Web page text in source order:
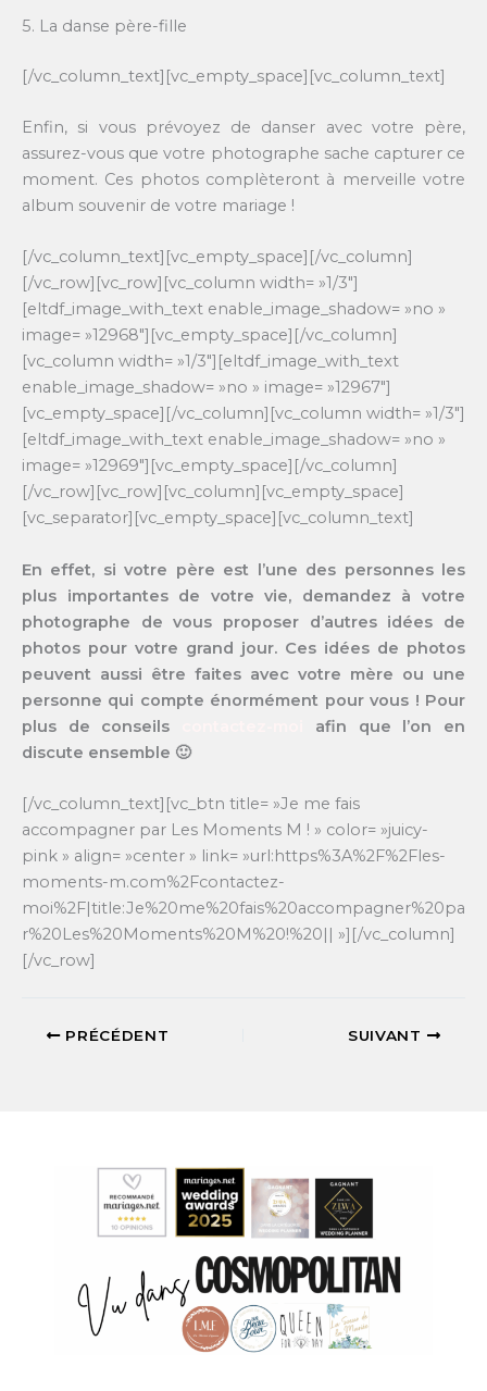
5. La danse père-fille
[/vc_column_text][vc_empty_space][vc_column_text]
Enfin, si vous prévoyez de danser avec votre père,
assurez-vous que votre photographe sache capturer ce
moment. Ces photos complèteront à merveille votre
album souvenir de votre mariage !
[/vc_column_text][vc_empty_space][/vc_column]
[/vc_row][vc_row][vc_column width= »1/3″]
[eltdf_image_with_text enable_image_shadow= »no »
image= »12968″][vc_empty_space][/vc_column]
[vc_column width= »1/3″][eltdf_image_with_text
enable_image_shadow= »no » image= »12967″]
[vc_empty_space][/vc_column][vc_column width= »1/3″]
[eltdf_image_with_text enable_image_shadow= »no »
image= »12969″][vc_empty_space][/vc_column]
[/vc_row][vc_row][vc_column][vc_empty_space]
[vc_separator][vc_empty_space][vc_column_text]
En effet, si votre père est l’une des personnes les
plus importantes de votre vie, demandez à votre
photographe de vous proposer d’autres idées de
photos pour votre grand jour. Ces idées de photos
peuvent aussi être faites avec votre mère ou une
personne qui compte énormément pour vous ! Pour
plus de conseils
afin que l’on en
discute ensemble 🙂
[/vc_column_text][vc_btn title= »Je me fais
accompagner par Les Moments M ! » color= »juicy-
pink » align= »center » link= »url:https%3A%2F%2Fles-
moments-m.com%2Fcontactez-
moi%2F|title:Je%20me%20fais%20accompagner%20pa
r%20Les%20Moments%20M%20!%20|| »][/vc_column]
[/vc_row]
PRÉCÉDENT SUIVANT